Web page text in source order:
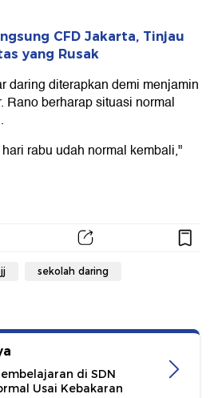
CFD Jakarta, Tinjau
yang Rusak
daring diterapkan demi menjamin
Rano berharap situasi normal
rabu udah normal kembali,"
sekolah daring
di SDN
Usai Kebakaran